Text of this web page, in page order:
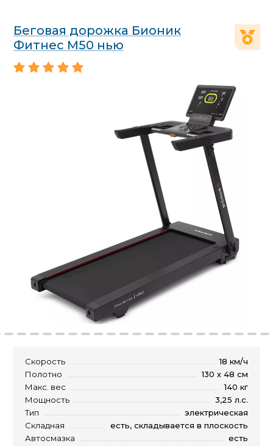
Беговая дорожка Бионик
Фитнес М50 нью
Скорость
18 км/ч
Полотно
130 х 48 см
Макс. вес
140 кг
Мощность
3,25 л.с.
Тип
электрическая
Складная
есть, складывается в плоскость
Автосмазка
есть